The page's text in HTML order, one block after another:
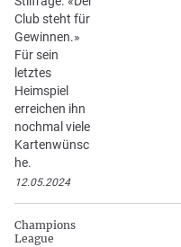
Club steht für
Gewinnen.»
Für sein
letztes
Heimspiel
erreichen ihn
nochmal viele
Kartenwünsc
he.
12.05.2024
Champions
League